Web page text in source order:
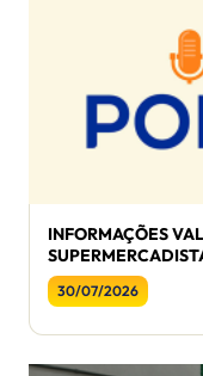
INFORMAÇÕES
30/07/2026